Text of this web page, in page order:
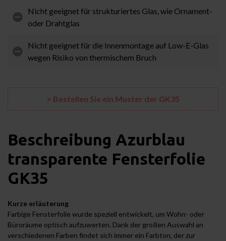
Nicht geeignet für strukturiertes Glas, wie Ornament-
oder Drahtglas
Nicht geeignet für die Innenmontage auf Low-E-Glas
wegen Risiko von thermischem Bruch
> Bestellen Sie ein Muster der GK35
Beschreibung Azurblau
transparente Fensterfolie
GK35
Kurze erläuterung
Farbige Fensterfolie wurde speziell entwickelt, um Wohn- oder
Büroräume optisch aufzuwerten. Dank der großen Auswahl an
verschiedenen Farben findet sich immer ein Farbton, der zur